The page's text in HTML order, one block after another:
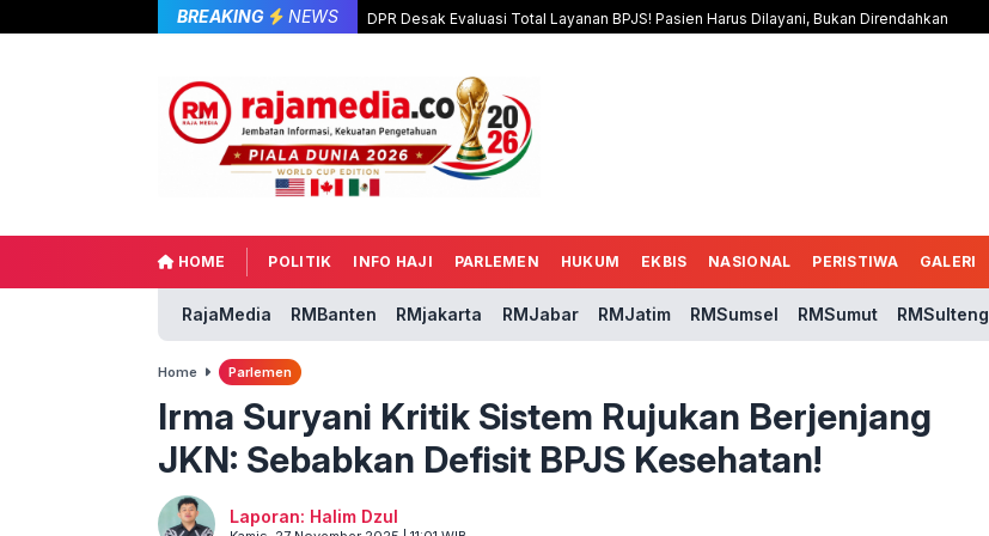
BREAKING NEWS DPR Desak Evaluasi Total Layanan BPJS! Pasien Harus Dilayani, Bukan Direndahkan
HOME POLITIK INFO HAJI PARLEMEN HUKUM EKBIS NASIONAL PERISTIWA GALERI
RajaMedia RMBanten RMjakarta RMJabar RMJatim RMSumsel RMSumut RMSulteng
Home Parlemen
Irma Suryani Kritik Sistem Rujukan Berjenjang
JKN: Sebabkan Defisit BPJS Kesehatan!
Laporan: Halim Dzul